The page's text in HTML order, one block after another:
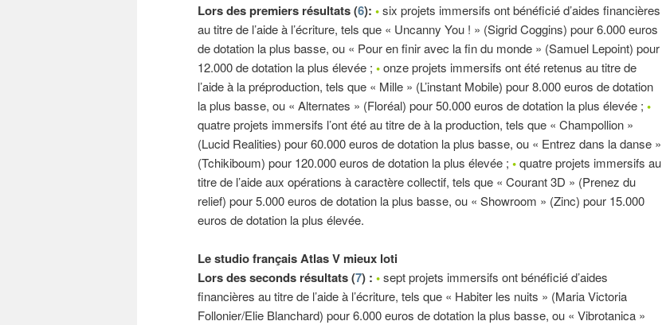
Lors des premiers résultats (6): •six projets immersifs ont bénéficié d’aides financières
au titre de l’aide à l’écriture, tels que « Uncanny You ! » (Sigrid Coggins) pour 6.000 euros
de dotation la plus basse, ou « Pour en finir avec la fin du monde » (Samuel Lepoint) pour
12.000 de dotation la plus élevée ; •onze projets immersifs ont été retenus au titre de
l’aide à la préproduction, tels que « Mille » (L’instant Mobile) pour 8.000 euros de dotation
la plus basse, ou « Alternates » (Floréal) pour 50.000 euros de dotation la plus élevée ; •
quatre projets immersifs l’ont été au titre de à la production, tels que « Champollion »
(Lucid Realities) pour 60.000 euros de dotation la plus basse, ou « Entrez dans la danse »
(Tchikiboum) pour 120.000 euros de dotation la plus élevée ; •quatre projets immersifs au
titre de l’aide aux opérations à caractère collectif, tels que « Courant 3D » (Prenez du
relief) pour 5.000 euros de dotation la plus basse, ou « Showroom » (Zinc) pour 15.000
euros de dotation la plus élevée.
Le studio français Atlas V mieux loti
Lors des seconds résultats (7) : •sept projets immersifs ont bénéficié d’aides
financières au titre de l’aide à l’écriture, tels que « Habiter les nuits » (Maria Victoria
Follonier/Elie Blanchard) pour 6.000 euros de dotation la plus basse, ou « Vibrotanica »